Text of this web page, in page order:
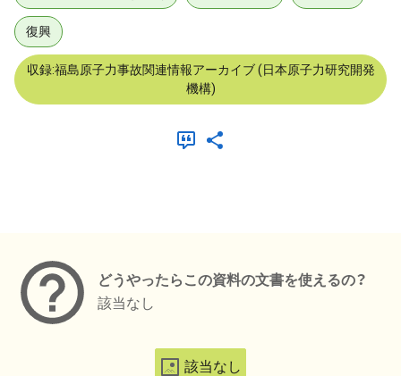
復興
収録:福島原子力事故関連情報アーカイブ (日本原子力研究開発
機構)
どうやったらこの資料の文書を使えるの？
該当なし
該当なし